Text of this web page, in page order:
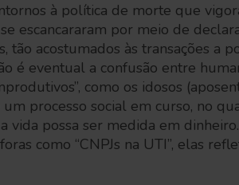
à política de morte que
escancararam por meio de
tão acostumados às transações a
é eventual a confusão entre
como os idosos
processo social em curso, no
vida possa ser medida em
como “CNPJs na UTI”, elas